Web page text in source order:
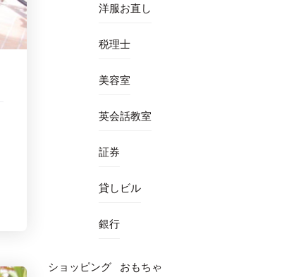
洋服お直し
税理士
美容室
英会話教室
証券
貸しビル
銀行
ショッピング おもちゃ